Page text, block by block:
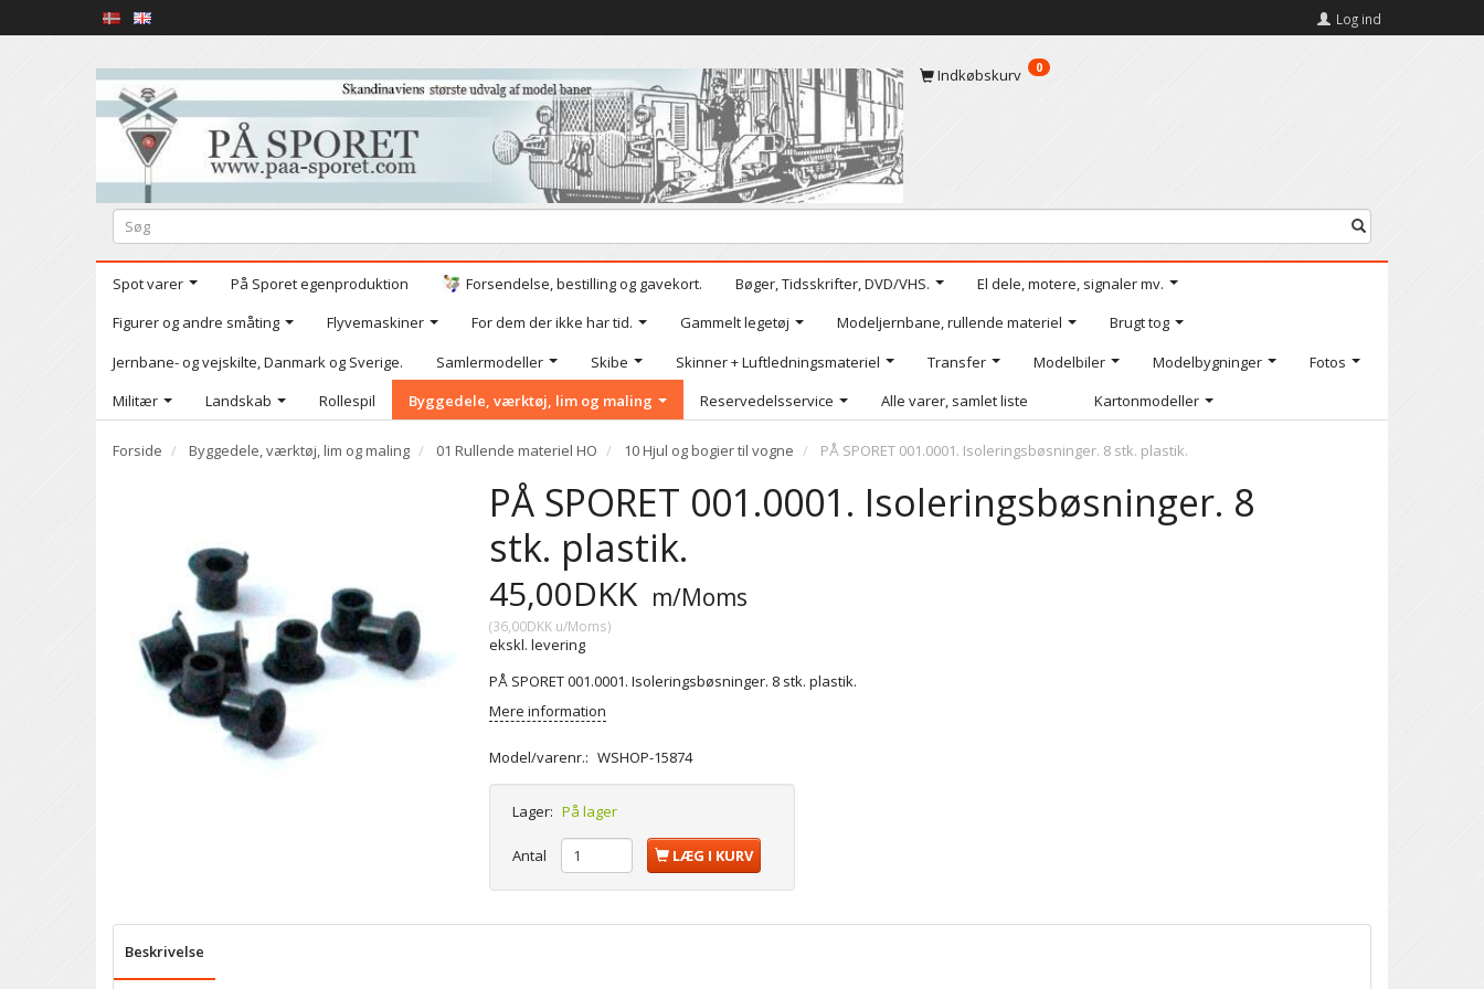
Log ind
Indkøbskurv 0
Spot varer På Sporet egenproduktion Forsendelse, bestilling og gavekort. Bøger, Tidsskrifter, DVD/VHS.
El dele, motere, signaler mv.
Figurer og andre småting
Flyvemaskiner For dem der ikke har tid. Gammelt legetøj Modeljernbane, rullende materiel
Brugt tog
Jernbane- og vejskilte, Danmark og Sverige.
Samlermodeller Skibe Skinner + Luftledningsmateriel Transfer Modelbiler Modelbygninger
Fotos
Militær
Landskab Rollespil Byggedele, værktøj, lim og maling Reservedelsservice Alle varer, samlet liste Kartonmodeller
Forside Byggedele, værktøj, lim og maling 01 Rullende materiel HO 10 Hjul og bogier til vogne PÅ SPORET 001.0001. Isoleringsbøsninger. 8 stk. plastik.
PÅ SPORET 001.0001. Isoleringsbøsninger. 8
stk. plastik.
45,00DKK m/Moms
(36,00DKK u/Moms)
ekskl. levering
PÅ SPORET 001.0001. Isoleringsbøsninger. 8 stk. plastik.
Mere information
Model/varenr.: WSHOP-15874
Lager: På lager
Antal LÆG I KURV
Beskrivelse